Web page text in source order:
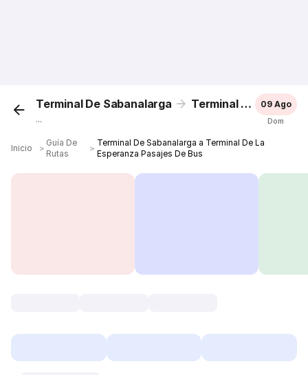
Terminal De Sabanalarga Terminal De La Esperanza
...
09 Ago
Dom
Inicio ＞
Guía De
Rutas
＞
Terminal De Sabanalarga a Terminal De La
Esperanza Pasajes De Bus